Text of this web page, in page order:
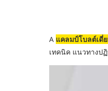
A แคลมป์โบลต์เดี่
เทคนิค แนวทางป